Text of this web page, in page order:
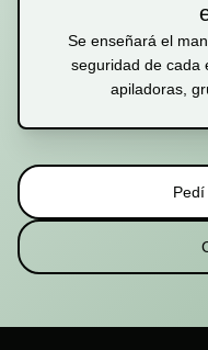
Se enseñará el
seguridad de cada
apiladoras,